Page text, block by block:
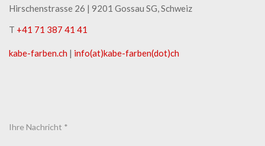
Hirschenstrasse 26 | ​9201 Gossau SG, Schweiz
T +41 71 387 41 41
kabe-​farben.ch | info(at)kabe-​farben(dot)ch